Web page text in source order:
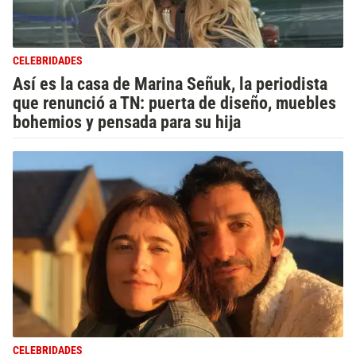
CELEBRIDADES
Así es la casa de Marina Señuk, la periodista
que renunció a TN: puerta de diseño, muebles
bohemios y pensada para su hija
CELEBRIDADES